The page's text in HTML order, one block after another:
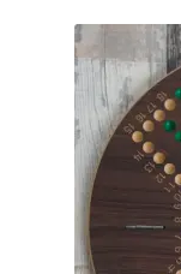
لهذا
المنتج.
يمكن
اختيار
الخيارات
على
صفحة
المنتج